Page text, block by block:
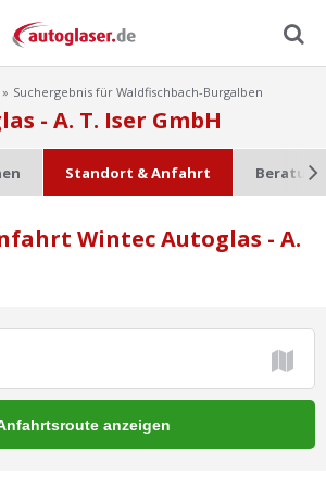
Menu
Suchergebnis für Waldfischbach-Burgalben
- A. T. Iser GmbH
Standort & Anfahrt
Wintec Autoglas - A.